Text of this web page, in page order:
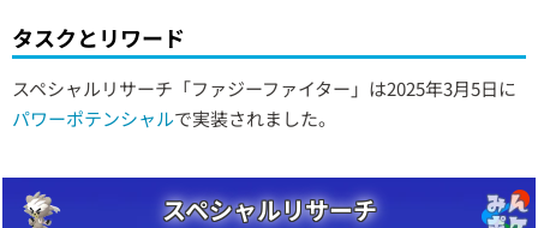
タスクとリワード
スペシャルリサーチ「ファジーファイター」は2025年3月5日に
パワーポテンシャルで実装されました。
スペシャルリサーチ